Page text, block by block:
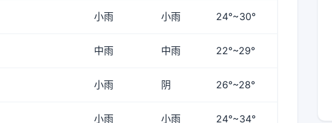
小雨 小雨 24°~30°
中雨 中雨 22°~29°
小雨 阴 26°~28°
小雨 小雨 24°~34°